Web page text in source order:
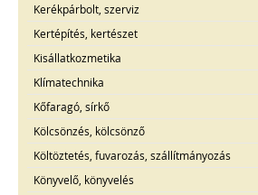
Kerékpárbolt, szerviz
Kertépítés, kertészet
Kisállatkozmetika
Klímatechnika
Kőfaragó, sírkő
Kölcsönzés, kölcsönző
Költöztetés, fuvarozás, szállítmányozás
Könyvelő, könyvelés